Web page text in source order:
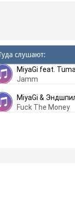
слушают:
MiyaGi feat.
Jamm
MiyaGi &
TumaniYO
Fuck The Money